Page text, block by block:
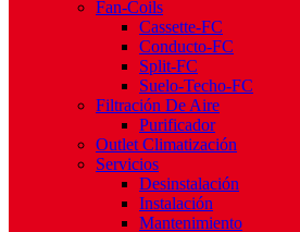
Fan-Coils
Cassette-FC
Conducto-FC
Split-FC
Suelo-Techo-FC
Filtración De Aire
Purificador
Outlet Climatización
Servicios
Desinstalación
Instalación
Mantenimiento